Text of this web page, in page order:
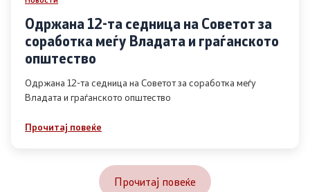
Одржана 12-та седница на Советот за
соработка меѓу Владата и граѓанското
општество
Одржана 12-та седница на Советот за соработка меѓу
Владата и граѓанското општество
Прочитај повеќе
Прочитај повеќе